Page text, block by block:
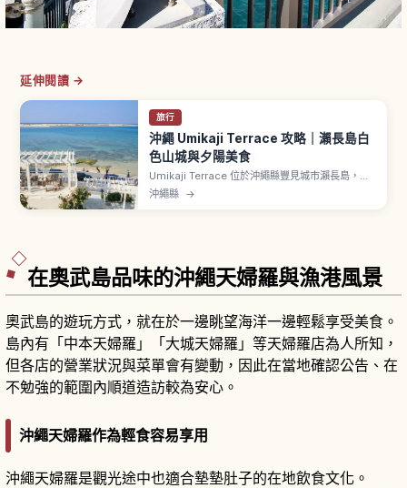
延伸閱讀 →
旅行
沖繩 Umikaji Terrace 攻略｜瀨長島白
色山城與夕陽美食
Umikaji Terrace 位於沖繩縣豐見城市瀨長島，從
那霸機場開車約15分鐘。純白建物沿坡面面向大海
沖繩縣 →
在奧武島品味的沖繩天婦羅與漁港風景
奧武島的遊玩方式，就在於一邊眺望海洋一邊輕鬆享受美食。
島內有「中本天婦羅」「大城天婦羅」等天婦羅店為人所知，
但各店的營業狀況與菜單會有變動，因此在當地確認公告、在
不勉強的範圍內順道造訪較為安心。
沖繩天婦羅作為輕食容易享用
沖繩天婦羅是觀光途中也適合墊墊肚子的在地飲食文化。